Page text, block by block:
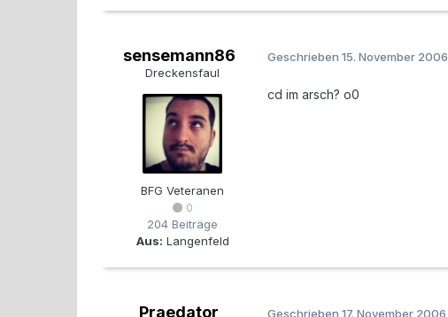
sensemann86
Dreckensfaul
BFG Veteranen
0
204 Beiträge
Aus: Langenfeld
Geschrieben 15. November 2006
cd im arsch? o0
Praedator Geschrieben 17. November 2006